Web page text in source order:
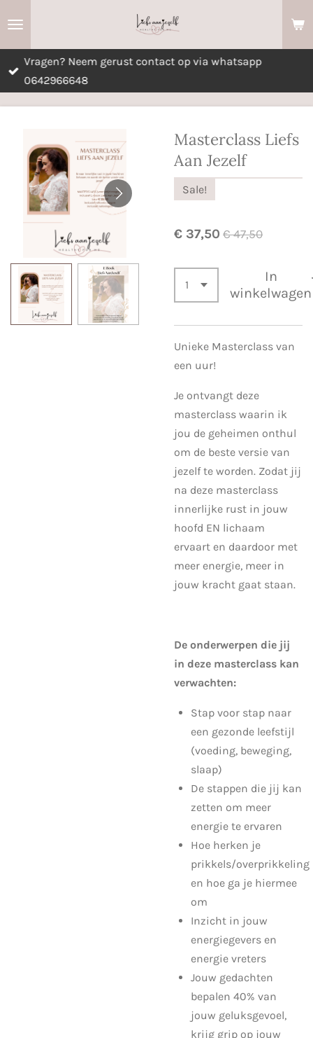
de
hoofdinhoud
Vragen? Neem gerust contact op via whatsapp
0642966648
Masterclass Liefs
Aan Jezelf
Sale!
€ 37,50 € 47,50
In
winkelwagen
Unieke Masterclass van
een uur!
Je ontvangt deze
masterclass waarin ik
jou de geheimen onthul
om de beste versie van
jezelf te worden. Zodat jij
na deze masterclass
innerlijke rust in jouw
hoofd EN lichaam
ervaart en daardoor met
meer energie, meer in
jouw kracht gaat staan.
De onderwerpen die jij
in deze masterclass kan
verwachten:
Stap voor stap naar
een gezonde leefstijl
(voeding, beweging,
slaap)
De stappen die jij kan
zetten om meer
energie te ervaren
Hoe herken je
prikkels/overprikkeling
en hoe ga je hiermee
om
Inzicht in jouw
energiegevers en
energie vreters
Jouw gedachten
bepalen 40% van
jouw geluksgevoel,
krijg grip op jouw